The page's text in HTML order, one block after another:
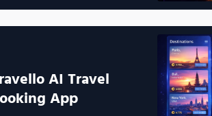
AI Travel
App